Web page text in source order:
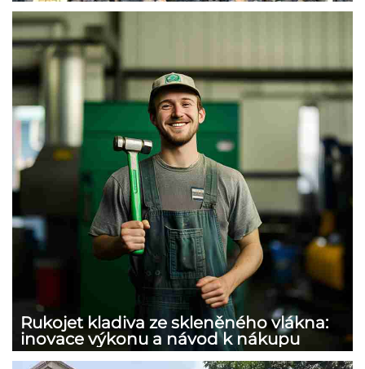
Rukojet kladiva ze skleněného vlákna:
inovace výkonu a návod k nákupu